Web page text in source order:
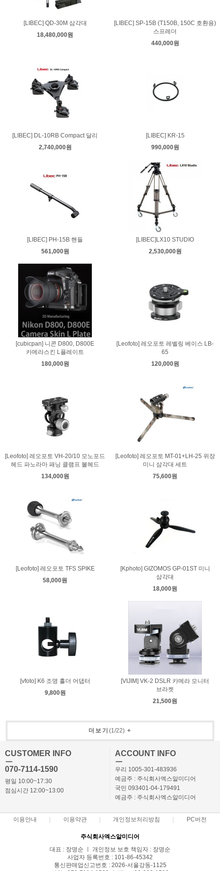
[LIBEC] QD-30M 삼각대
18,480,000원
[LIBEC] SP-15B (T150B, 150C 호환용)
스프레더
440,000원
[LIBEC] DL-10RB Compact 달리
2,740,000원
[LIBEC] KR-15
990,000원
[LIBEC] PH-15B 핸들
561,000원
[LIBEC]LX10 STUDIO
2,530,000원
[cubicpan] 니콘 D800, D800E
카메라스킨 L플레이트
180,000원
[Leofoto] 레오포토 레벨링 베이스 LB-
65
120,000원
[Leofoto] 레오포토 VH-20/10 모노포드
헤드 파노라마 패닝 클램프 볼헤드
134,000원
[Leofoto] 레오포토 MT-01+LH-25 위장
미니 삼각대 세트
75,600원
[Leofoto] 레오포토 TFS SPIKE
58,000원
[Kphoto] GIZOMOS GP-01ST 미니
삼각대
18,000원
[vfoto] K6 조명 홀더 어댑터
9,800원
[VIJIM] VK-2 DSLR 카메라 모니터
브라켓
21,500원
더보기 (1/22) +
CUSTOMER INFO
ㅡ
070-7114-1590
평일 10:00~17:30
점심시간 12:00~13:00
ACCOUNT INFO
ㅡ
우리 1005-301-483936
예금주 : 주식회사엑스알미디어
국민 093401-04-179491
예금주 : 주식회사엑스알미디어
이용안내 이용약관 개인정보처리방침 PC버전
주식회사엑스알미디어
대표 : 장명순 ㅣ 개인정보 보호 책임자 : 장명순
사업자 등록번호 : 101-86-45342
통신판매업신고번호 : 2026-서울강동-1125